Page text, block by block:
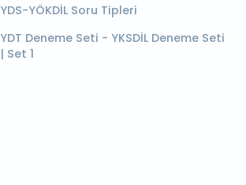
YDS-YÖKDİL Soru Tipleri
YDT Deneme Seti - YKSDİL Deneme Seti
| Set 1